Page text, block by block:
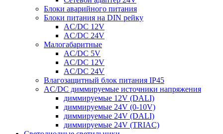
Блоки аварийного питания
Блоки питания на DIN рейку
AC/DC 12V
AC/DC 24V
Малогабаритные
AC/DC 5V
AC/DC 12V
AC/DC 24V
Влагозащитный блок питания IP45
AC/DC диммируемые источники напряжения
диммируемые 12V (DALI)
диммируемые 24V (0-10V)
диммируемые 24V (DALI)
диммируемые 24V (TRIAC)